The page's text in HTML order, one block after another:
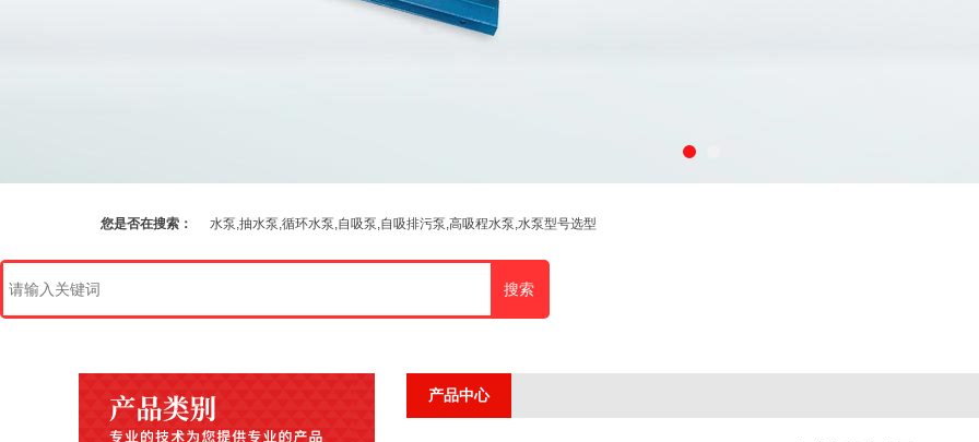
您是否在搜索： 水泵,抽水泵,循环水泵,自吸泵,自吸排污泵,高吸程水泵,水泵型号选型
产品中心